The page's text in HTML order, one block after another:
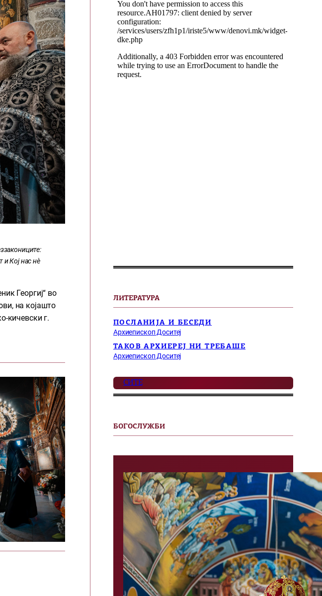
и Кој нас нѐ
Георгиј“ во
на којашто
кичевски г.
ЛИТЕРАТУРА
ПОСЛАНИЈА И БЕСЕДИ
Архиепископ Доситеј
ТАКОВ АРХИЕРЕЈ НИ ТРЕБАШЕ
Архиепископ Доситеј
СИТЕ
БОГОСЛУЖБИ